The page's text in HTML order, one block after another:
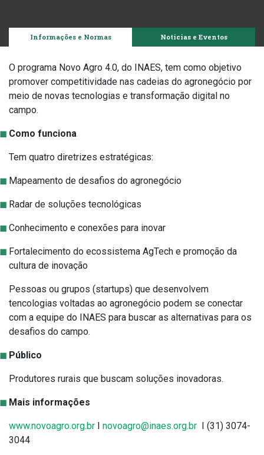
Informações e Normas Notícias e Eventos
O programa Novo Agro 4.0, do INAES, tem como objetivo
promover competitividade nas cadeias do agronegócio por
meio de novas tecnologias e transformação digital no
campo.
Como funciona
Tem quatro diretrizes estratégicas:
Mapeamento de desafios do agronegócio
Radar de soluções tecnológicas
Conhecimento e conexões para inovar
Fortalecimento do ecossistema AgTech e promoção da
cultura de inovação
Pessoas ou grupos (startups) que desenvolvem
tencologias voltadas ao agronegócio podem se conectar
com a equipe do INAES para buscar as alternativas para os
desafios do campo.
Público
Produtores rurais que buscam soluções inovadoras.
Mais informações
www.novoagro.org.br novoagro@inaes.org.br
I (31) 3074-
3044